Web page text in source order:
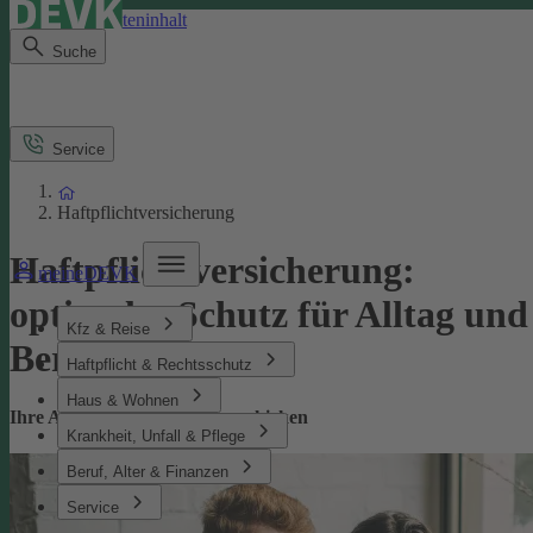
Direkt zum Seiteninhalt
Suche
meineDEVK
Kfz & Reise
Haftpflicht & Rechtsschutz
Haus & Wohnen
Krankheit, Unfall & Pflege
Beruf, Alter & Finanzen
Service
Service
Haftpflichtversicherung
Haftpflichtversicherung:
optimaler Schutz für Alltag und
Beruf
Ihre Absicherung bei Missgeschicken